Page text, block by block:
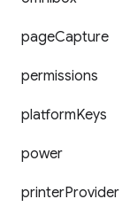
pageCapture
permissions
platformKeys
power
printerProvider